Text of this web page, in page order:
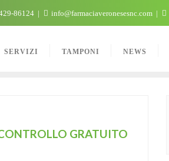
86124 info@farmaciaveronesesnc.com
SERVIZI TAMPONI NEWS
GRATUITO